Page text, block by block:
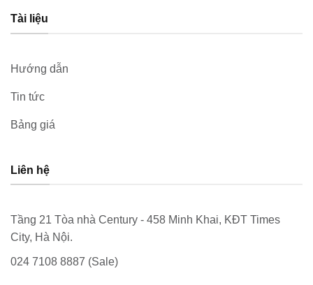
Tài liệu
Hướng dẫn
Tin tức
Bảng giá
Liên hệ
Tầng 21 Tòa nhà Century - 458 Minh Khai, KĐT Times
City, Hà Nội.
024 7108 8887 (Sale)